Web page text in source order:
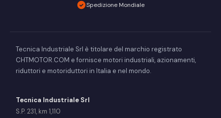
Spedizione Mondiale
Tecnica Industriale Srl è titolare del marchio registrato
CHTMOTOR.COM e fornisce motori industriali, azionamenti,
riduttori e motoriduttori in Italia e nel mondo.
Tecnica Industriale Srl
S.P. 231, km 1,110